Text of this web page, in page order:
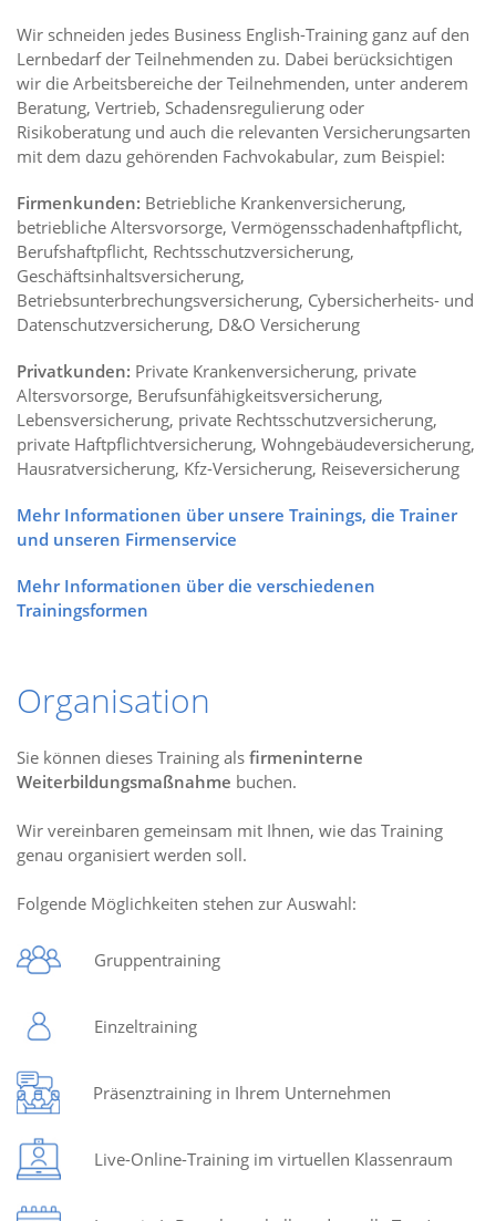
Organisation
Sie können dieses Training als firmeninterne
Weiterbildungsmaßnahme buchen.
Wir vereinbaren gemeinsam mit Ihnen, wie das Training
genau organisiert werden soll.
Folgende Möglichkeiten stehen zur Auswahl:
Gruppentraining
Einzeltraining
Präsenztraining in Ihrem Unternehmen
Live-Online-Training im virtuellen Klassenraum
Wir schneiden jedes Business English-Training ganz auf den
Lernbedarf der Teilnehmenden zu. Dabei berücksichtigen
wir die Arbeitsbereiche der Teilnehmenden, unter anderem
Beratung, Vertrieb, Schadensregulierung oder
Risikoberatung und auch die relevanten Versicherungsarten
mit dem dazu gehörenden Fachvokabular, zum Beispiel:
Firmenkunden: Betriebliche Krankenversicherung,
betriebliche Altersvorsorge, Vermögensschadenhaftpflicht,
Berufshaftpflicht, Rechtsschutzversicherung,
Geschäftsinhaltsversicherung,
Betriebsunterbrechungsversicherung, Cybersicherheits- und
Datenschutzversicherung, D&O Versicherung
Privatkunden: Private Krankenversicherung, private
Altersvorsorge, Berufsunfähigkeitsversicherung,
Lebensversicherung, private Rechtsschutzversicherung,
private Haftpflichtversicherung, Wohngebäudeversicherung,
Hausratversicherung, Kfz-Versicherung, Reiseversicherung
Mehr Informationen über unsere Trainings, die Trainer
und unseren Firmenservice
Mehr Informationen über die verschiedenen
Trainingsformen